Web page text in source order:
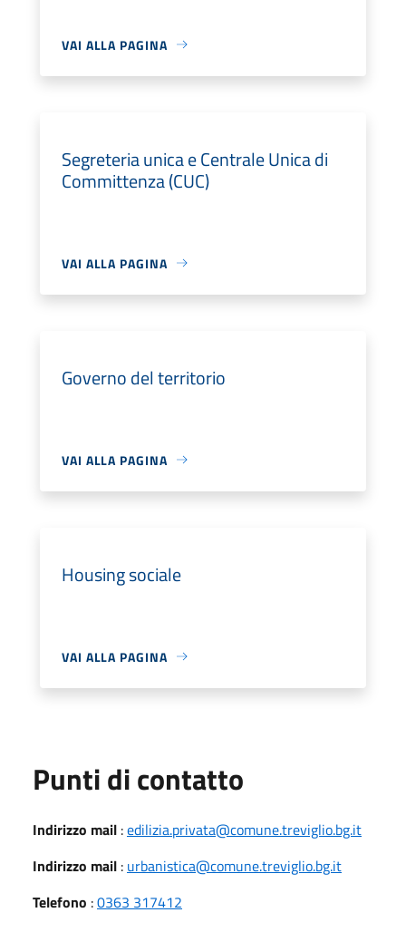
VAI ALLA PAGINA
Segreteria unica e Centrale Unica di
Committenza (CUC)
VAI ALLA PAGINA
Governo del territorio
VAI ALLA PAGINA
Housing sociale
VAI ALLA PAGINA
Punti di contatto
Indirizzo mail :edilizia.privata@comune.treviglio.bg.it
Indirizzo mail : urbanistica@comune.treviglio.bg.it
Telefono :0363 317412